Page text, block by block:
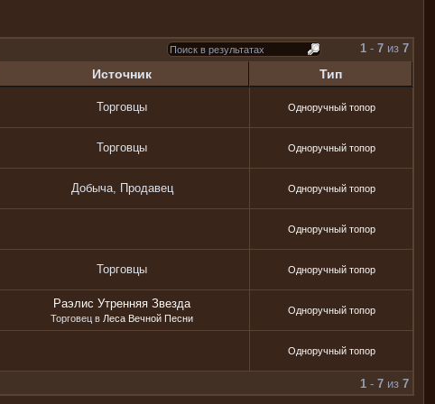
1 - 7 из 7
Источник Тип
Торговцы Одноручный топор
Торговцы Одноручный топор
Добыча, Продавец Одноручный топор
Одноручный топор
Торговцы Одноручный топор
Раэлис Утренняя Звезда
Торговец в Леса Вечной Песни
Одноручный топор
Одноручный топор
1 - 7 из 7